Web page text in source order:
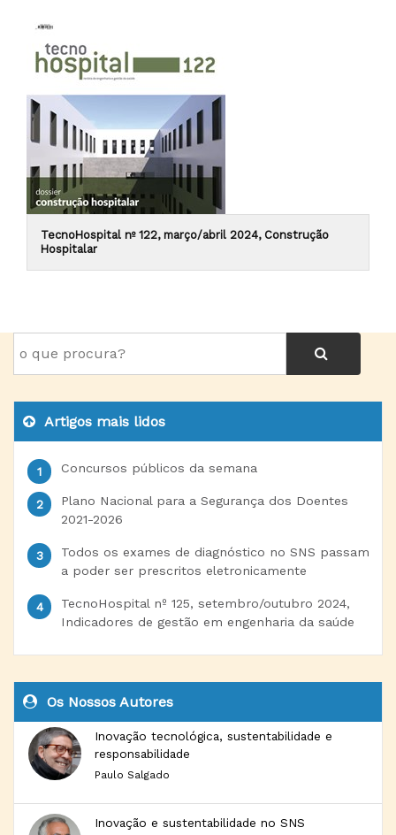
TecnoHospital nº 122, março/abril 2024, Construção
Hospitalar
Artigos mais lidos
Concursos públicos da semana
Plano Nacional para a Segurança dos Doentes
2021-2026
Todos os exames de diagnóstico no SNS passam
a poder ser prescritos eletronicamente
TecnoHospital nº 125, setembro/outubro 2024,
Indicadores de gestão em engenharia da saúde
Os Nossos Autores
Inovação tecnológica, sustentabilidade e
responsabilidade
Paulo Salgado
Inovação e sustentabilidade no SNS